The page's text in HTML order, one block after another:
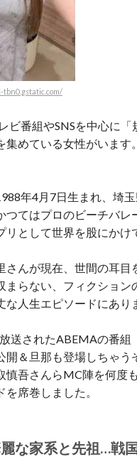
ビ番組やSNSを中心に
集めている女性がいま
年4月7日生まれ、埼玉
つてはプロのビーチバ
リとして世界を股にか
さんが現在、世間の耳
まらない、フィクショ
な人生エピソードにあり
送されたABEMAの番
開＆旦那も登場しちゃう
慎吾さんらMC陣を何度
を席巻しました 。
な家系と先祖…戦